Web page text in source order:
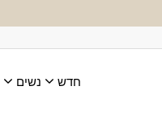
חדש נשים